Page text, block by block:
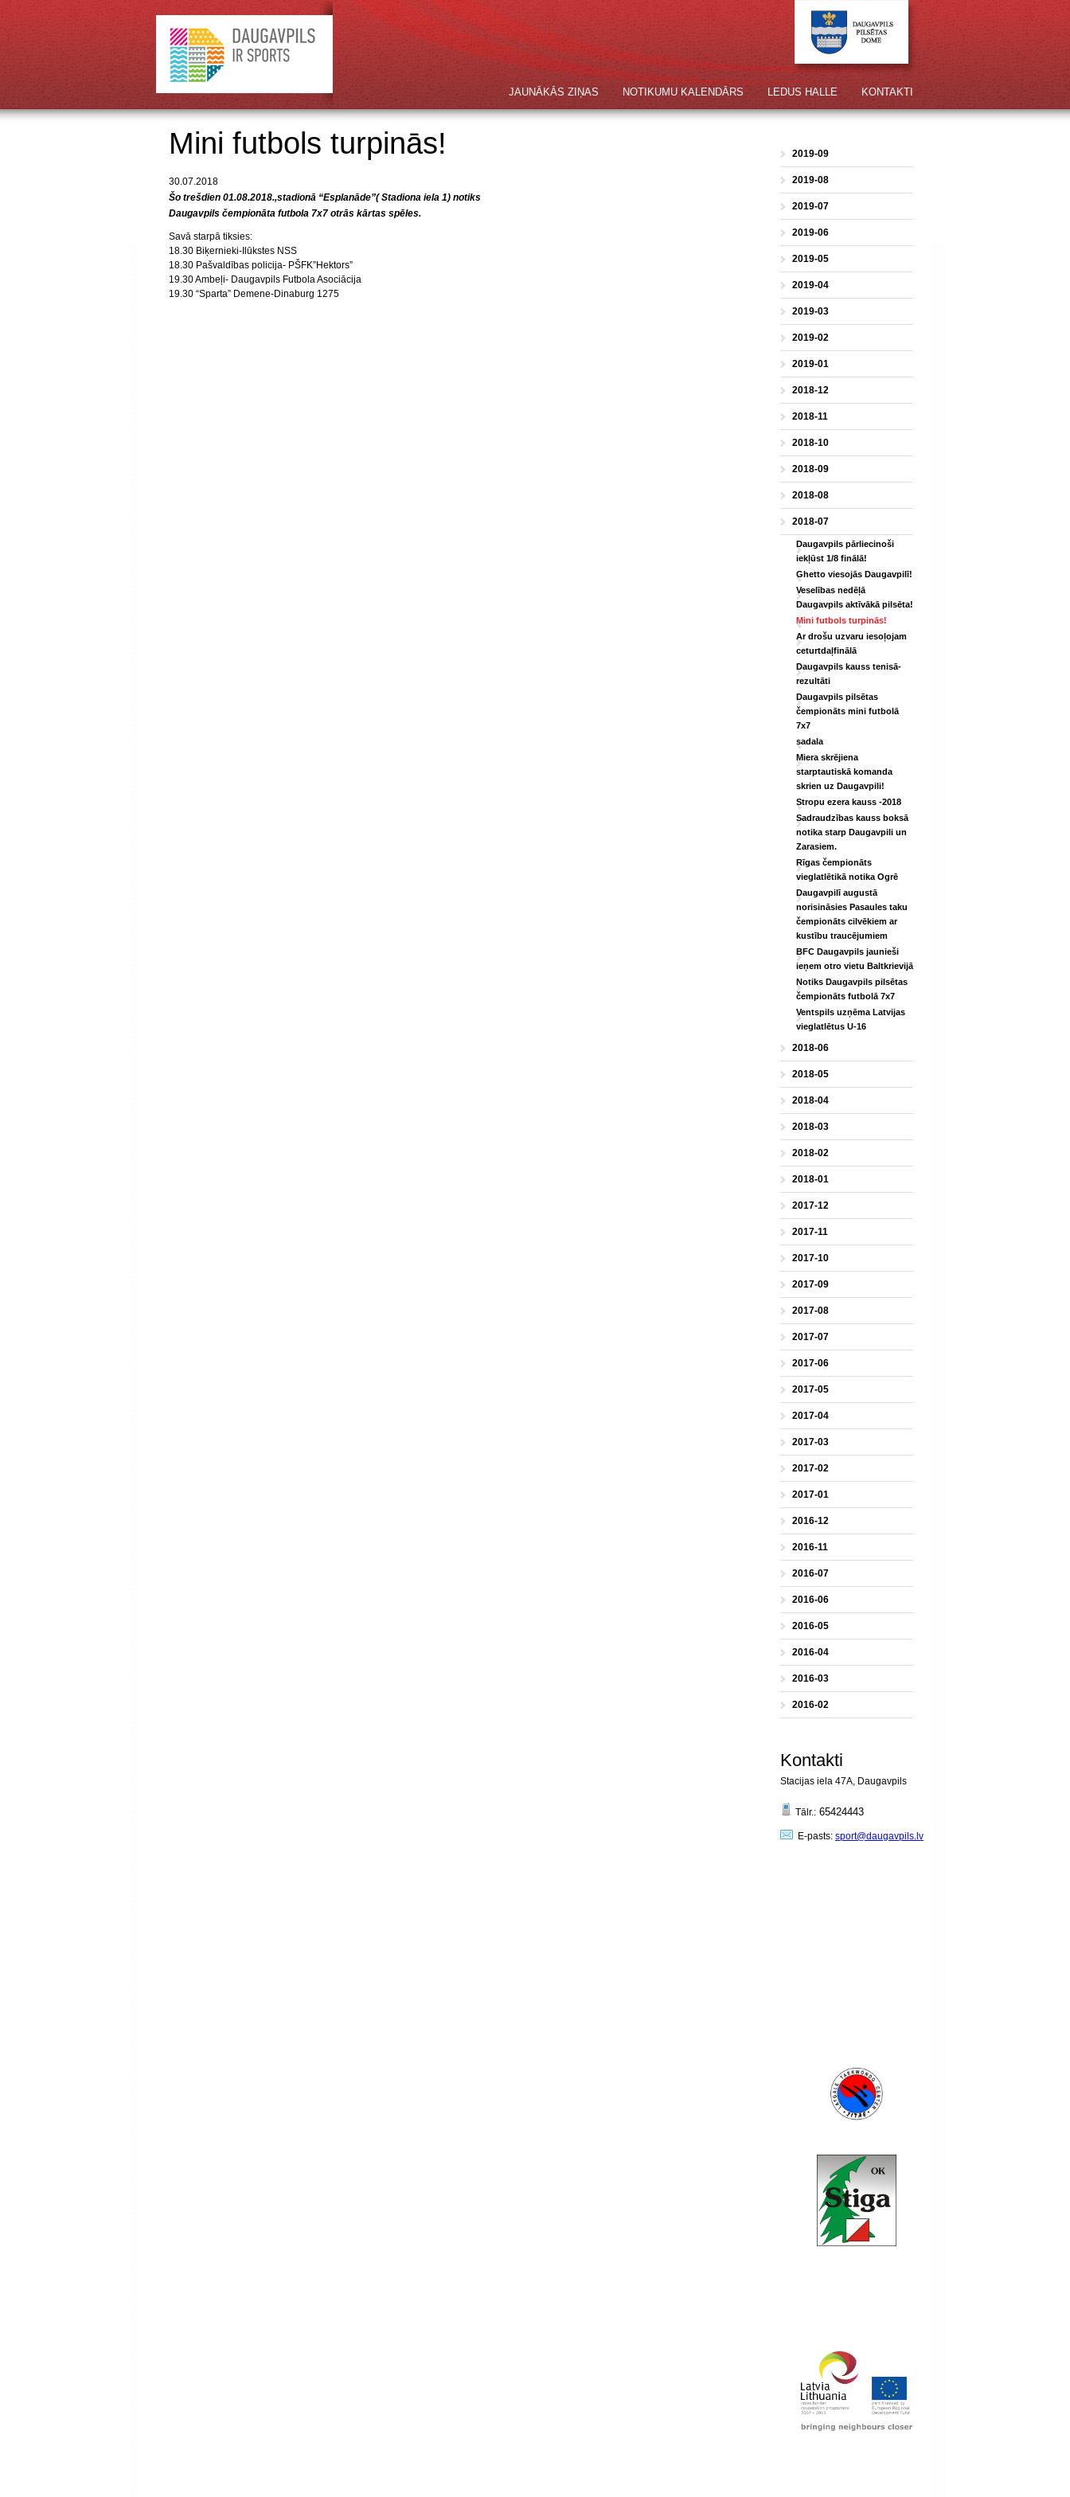
KONTAKTI
LEDUS HALLE
NOTIKUMU KALENDĀRS
JAUNĀKĀS ZIŅAS
2019-09
2019-08
2019-07
2019-06
2019-05
2019-04
2019-03
2019-02
2019-01
2018-12
2018-11
2018-10
2018-09
2018-08
2018-07
Daugavpils pārliecinoši
iekļūst 1/8 finālā!
Ghetto viesojās Daugavpilī!
Veselības nedēļā
Daugavpils aktīvākā pilsēta!
Mini futbols turpinās!
Ar drošu uzvaru iesoļojam
ceturtdaļfinālā
Daugavpils kauss tenisā-
rezultāti
Daugavpils pilsētas
čempionāts mini futbolā
7x7
sadala
Miera skrējiena
starptautiskā komanda
skrien uz Daugavpili!
Stropu ezera kauss -2018
Sadraudzības kauss boksā
notika starp Daugavpili un
Zarasiem.
Rīgas čempionāts
vieglatlētikā notika Ogrē
Daugavpilī augustā
norisināsies Pasaules taku
čempionāts cilvēkiem ar
kustību traucējumiem
BFC Daugavpils jaunieši
ieņem otro vietu Baltkrievijā
Notiks Daugavpils pilsētas
čempionāts futbolā 7x7
Ventspils uzņēma Latvijas
vieglatlētus U-16
2018-06
2018-05
2018-04
2018-03
2018-02
2018-01
2017-12
2017-11
2017-10
2017-09
2017-08
2017-07
2017-06
2017-05
2017-04
2017-03
2017-02
2017-01
2016-12
2016-11
2016-07
2016-06
2016-05
2016-04
2016-03
2016-02
Kontakti
Stacijas iela 47A, Daugavpils
Tālr.: 65424443
E-pasts: sport@daugavpils.lv
Mini futbols turpinās!
30.07.2018
Šo trešdien 01.08.2018.,stadionā “Esplanāde”( Stadiona iela 1) notiks
Daugavpils čempionāta futbola 7x7 otrās kārtas spēles.
Savā starpā tiksies:
18.30 Biķernieki-Ilūkstes NSS
18.30 Pašvaldības policija- PŠFK”Hektors”
19.30 Ambeļi- Daugavpils Futbola Asociācija
19.30 “Sparta” Demene-Dinaburg 1275